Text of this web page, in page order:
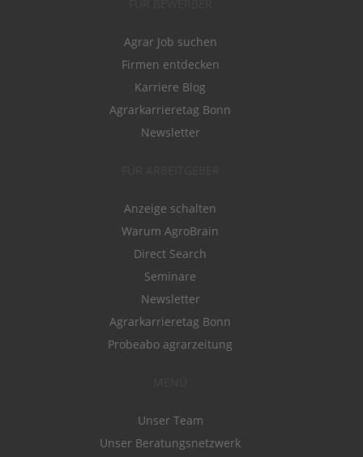
Agrar Job suchen
Firmen entdecken
Karriere Blog
Agrarkarrieretag Bonn
Newsletter
Anzeige schalten
Warum AgroBrain
Direct Search
Seminare
Newsletter
Agrarkarrieretag Bonn
Probeabo agrarzeitung
Unser Team
Unser Beratungsnetzwerk